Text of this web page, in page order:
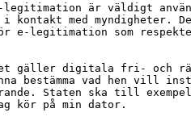
legitimation är väldigt
kontakt med myndigheter.
e-legitimation som
gäller digitala fri- och
bestämma vad hen vill
Staten ska till
kör på min dator.